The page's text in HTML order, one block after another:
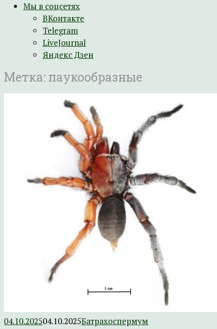
Мы в соцсетях
ВКонтакте
Telegram
LiveJournal
Яндекс Дзен
Метка: паукообразные
04.10.202504.10.2025Батрахоспермум